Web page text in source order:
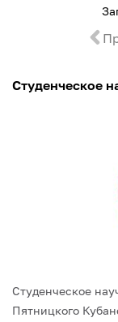
Студенческое
Студенческое
Пятницкого